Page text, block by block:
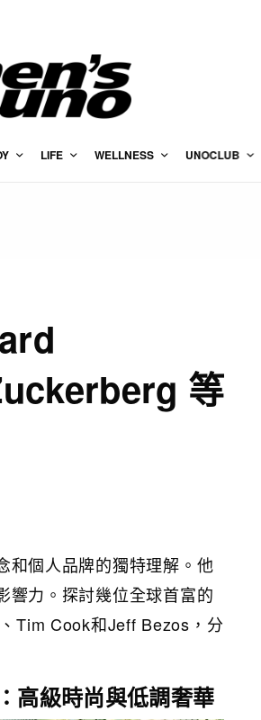
LIFE WELLNESS UNOCLUB
等
和個人品牌的獨特理解。他
響力。探討幾位全球首富的
Tim Cook和Jeff Bezos，分
高級時尚與低調奢華